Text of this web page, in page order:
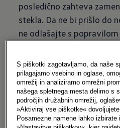
posledično zahteva
stekla. Da ne bi prišlo do
ne odlašajte s
Prednosti popravila
pooblaščeni servisni
Pri delnem ali
običajno ni
S piškotki zagotavljamo, da naše
prilagajamo vsebino in oglase,
omrežij in analiziramo omrežni
našega spletnega mesta delimo s
področjih družabnih omrežij,
»Aktiviraj vse piškotke«
Posamezne namene lahko